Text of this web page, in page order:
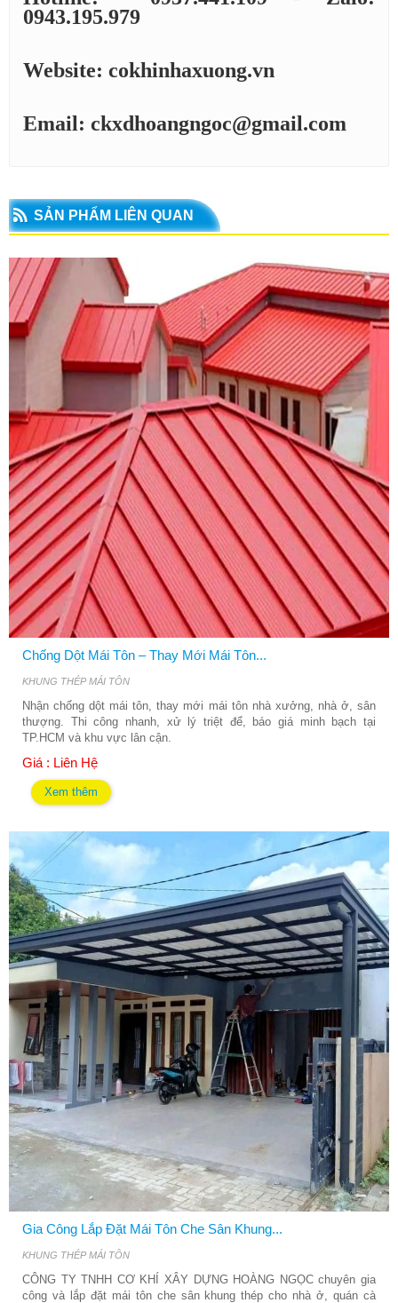
0943.195.979
Website: cokhinhaxuong.vn
Email: ckxdhoangngoc@gmail.com
SẢN PHẨM LIÊN QUAN
Chống Dột Mái Tôn – Thay Mới Mái Tôn...
KHUNG THÉP MÁI TÔN
Nhận chống dột mái tôn, thay mới mái tôn nhà xưởng, nhà ở, sân
thượng. Thi công nhanh, xử lý triệt để, báo giá minh bạch tại
TP.HCM và khu vực lân cận.
Giá : Liên Hệ
Xem thêm
Gia Công Lắp Đặt Mái Tôn Che Sân Khung...
KHUNG THÉP MÁI TÔN
CÔNG TY TNHH CƠ KHÍ XÂY DỰNG HOÀNG NGỌC chuyên gia
công và lắp đặt mái tôn che sân khung thép cho nhà ở, quán cà